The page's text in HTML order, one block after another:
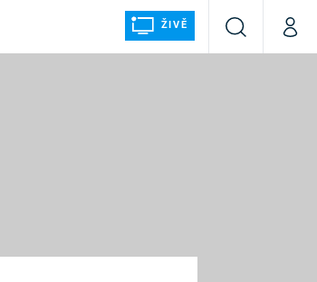
ŽIVĚ
VyhledáváníMůj